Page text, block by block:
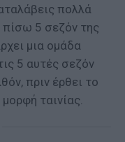
πολλά
πίσω 5 σεζόν της
μια ομάδα
5 αυτές σεζόν
πριν έρθει το
ταινίας.